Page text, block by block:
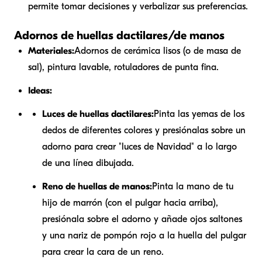
permite tomar decisiones y verbalizar sus preferencias.
Adornos de huellas dactilares/de manos
Materiales:Adornos de cerámica lisos (o de masa de
sal), pintura lavable, rotuladores de punta fina.
Ideas:
Luces de huellas dactilares:Pinta las yemas de los
dedos de diferentes colores y presiónalas sobre un
adorno para crear "luces de Navidad" a lo largo
de una línea dibujada.
Reno de huellas de manos:Pinta la mano de tu
hijo de marrón (con el pulgar hacia arriba),
presiónala sobre el adorno y añade ojos saltones
y una nariz de pompón rojo a la huella del pulgar
para crear la cara de un reno.